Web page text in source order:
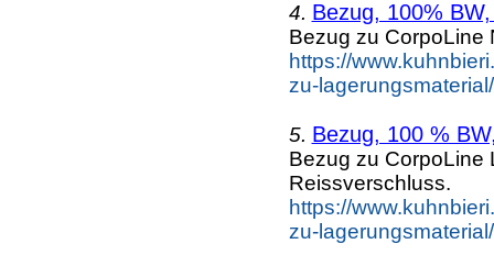
4. Bezug, 100%
Bezug zu CorpoLine
https://
zu-
5. Bezug, 100 %
Bezug zu CorpoLine
Reissverschluss.
https://
zu-